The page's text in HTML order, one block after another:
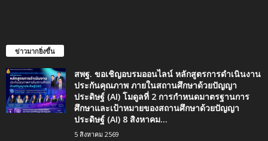
ข่าวมากยิ่งขึ้น
สพฐ. ขอเชิญอบรมออนไลน์ หลักสูตรการดำเนินงาน
ประกันคุณภาพ ภายในสถานศึกษาด้วยปัญญา
ประดิษฐ์ (AI) โมดูลที่ 2 การกำหนดมาตรฐานการ
ศึกษาและเป้าหมายของสถานศึกษาด้วยปัญญา
ประดิษฐ์ (AI) 8 สิงหาคม...
5 สิงหาคม 2569